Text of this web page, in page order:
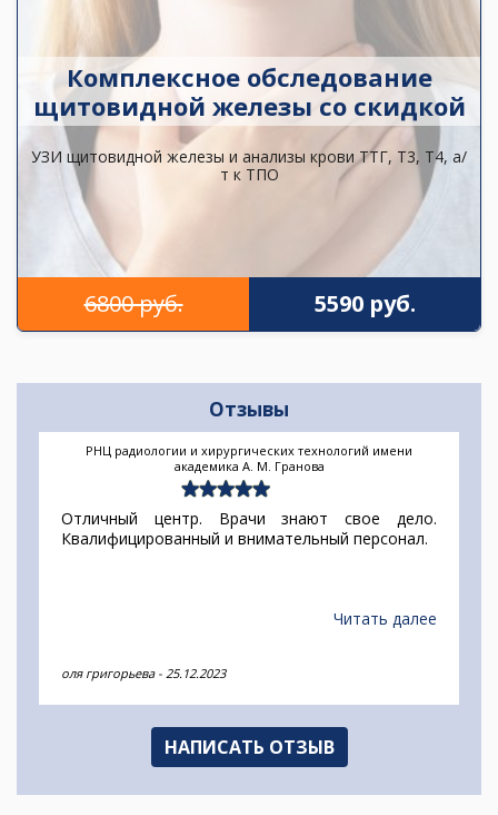
Комплексное обследование
щитовидной железы со скидкой
УЗИ щитовидной железы и анализы крови ТТГ, Т3, Т4, а/
т к ТПО
6800 руб. 5590 руб.
Отзывы
РНЦ радиологии и хирургических технологий имени
академика А. М. Гранова
Отличный центр. Врачи знают свое дело.
Квалифицированный и внимательный персонал.
Читать далее
оля григорьева - 25.12.2023
НАПИСАТЬ ОТЗЫВ